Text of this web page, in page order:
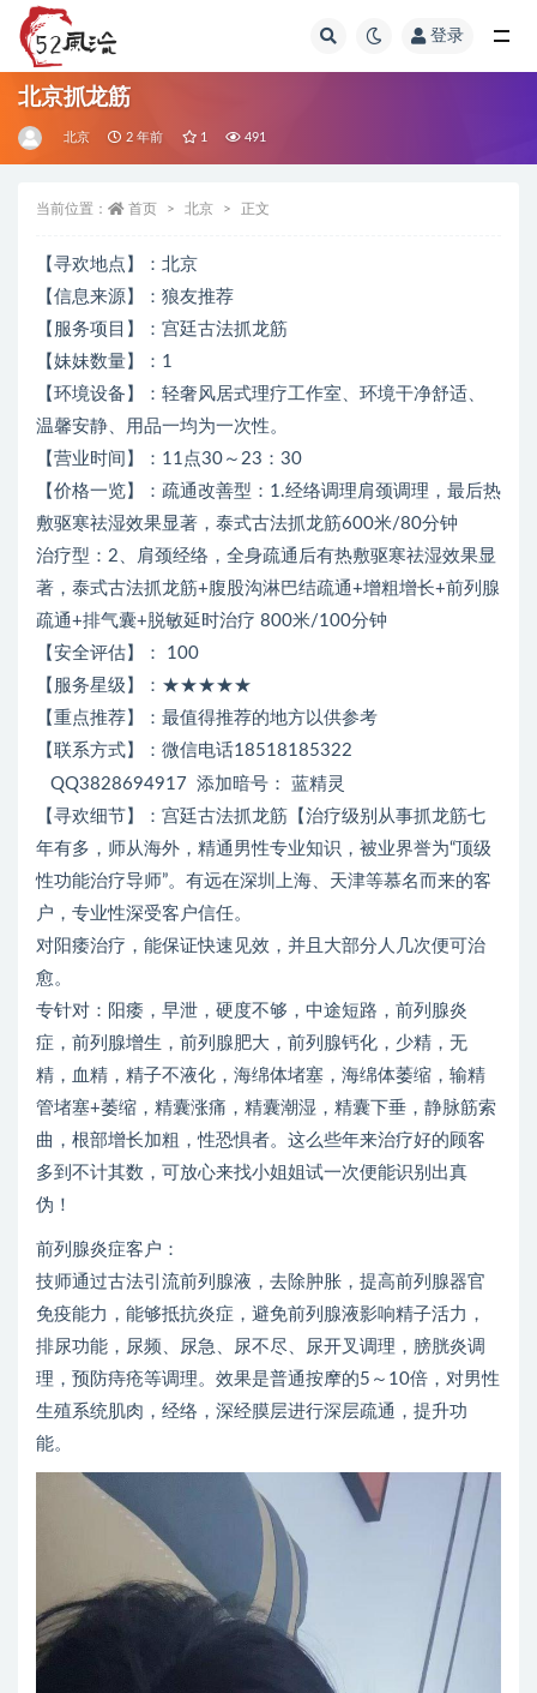
登录
北京抓龙筋
北京 2 年前 1 491
当前位置： 首页 北京 正文
【寻欢地点】：北京
【信息来源】：狼友推荐
【服务项目】：宫廷古法抓龙筋
【妹妹数量】：1
【环境设备】：轻奢风居式理疗工作室、环境干净舒适、
温馨安静、用品一均为一次性。
【营业时间】：11点30～23：30
【价格一览】：疏通改善型：1.经络调理肩颈调理，最后热
敷驱寒祛湿效果显著，泰式古法抓龙筋600米/80分钟
治疗型：2、肩颈经络，全身疏通后有热敷驱寒祛湿效果显
著，泰式古法抓龙筋+腹股沟淋巴结疏通+增粗增长+前列腺
疏通+排气囊+脱敏延时治疗 800米/100分钟
【安全评估】： 100
【服务星级】：★★★★★
【重点推荐】：最值得推荐的地方以供参考
【联系方式】：微信电话18518185322
QQ3828694917 添加暗号： 蓝精灵
【寻欢细节】：宫廷古法抓龙筋【治疗级别从事抓龙筋七
年有多，师从海外，精通男性专业知识，被业界誉为“顶级
性功能治疗导师”。有远在深圳上海、天津等慕名而来的客
户，专业性深受客户信任。
对阳痿治疗，能保证快速见效，并且大部分人几次便可治
愈。
专针对：阳痿，早泄，硬度不够，中途短路，前列腺炎
症，前列腺增生，前列腺肥大，前列腺钙化，少精，无
精，血精，精子不液化，海绵体堵塞，海绵体萎缩，输精
管堵塞+萎缩，精囊涨痛，精囊潮湿，精囊下垂，静脉筋索
曲，根部增长加粗，性恐惧者。这么些年来治疗好的顾客
多到不计其数，可放心来找小姐姐试一次便能识别出真
伪！
前列腺炎症客户：
技师通过古法引流前列腺液，去除肿胀，提高前列腺器官
免疫能力，能够抵抗炎症，避免前列腺液影响精子活力，
排尿功能，尿频、尿急、尿不尽、尿开叉调理，膀胱炎调
理，预防痔疮等调理。效果是普通按摩的5～10倍，对男性
生殖系统肌肉，经络，深经膜层进行深层疏通，提升功
能。